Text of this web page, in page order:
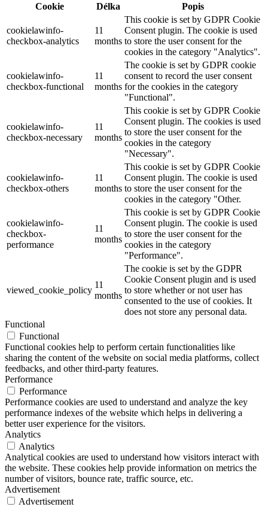
Cookie
Délka Popis
cookielawinfo-
checkbox-analytics
11
months
This cookie is set by GDPR Cookie
Consent plugin. The cookie is used
to store the user consent for the
cookies in the category "Analytics".
cookielawinfo-
checkbox-functional
11
months
The cookie is set by GDPR cookie
consent to record the user consent
for the cookies in the category
"Functional".
cookielawinfo-
checkbox-necessary
11
months
This cookie is set by GDPR Cookie
Consent plugin. The cookies is used
to store the user consent for the
cookies in the category
"Necessary".
cookielawinfo-
checkbox-others
11
months
This cookie is set by GDPR Cookie
Consent plugin. The cookie is used
to store the user consent for the
cookies in the category "Other.
cookielawinfo-
checkbox-
performance
11
months
This cookie is set by GDPR Cookie
Consent plugin. The cookie is used
to store the user consent for the
cookies in the category
"Performance".
viewed_cookie_policy
11
months
The cookie is set by the GDPR
Cookie Consent plugin and is used
to store whether or not user has
consented to the use of cookies. It
does not store any personal data.
Functional
Functional
Functional cookies help to perform certain functionalities like
sharing the content of the website on social media platforms, collect
feedbacks, and other third-party features.
Performance
Performance
Performance cookies are used to understand and analyze the key
performance indexes of the website which helps in delivering a
better user experience for the visitors.
Analytics
Analytics
Analytical cookies are used to understand how visitors interact with
the website. These cookies help provide information on metrics the
number of visitors, bounce rate, traffic source, etc.
Advertisement
Advertisement